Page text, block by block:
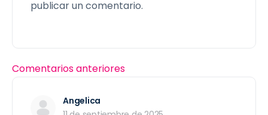
publicar un comentario.
Comentarios anteriores
Angelica